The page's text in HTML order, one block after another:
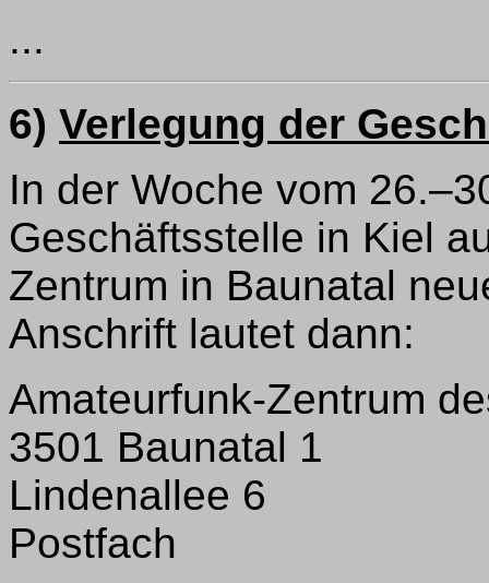
...
6) Verlegung der
In der Woche vom
Geschäftsstelle in Kiel
Zentrum in Baunatal
Anschrift lautet dann:
Amateurfunk-Zentrum
3501 Baunatal 1
Lindenallee 6
Postfach